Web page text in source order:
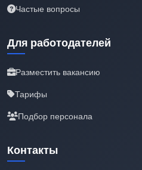
Частые вопросы
Для работодателей
Разместить вакансию
Тарифы
Подбор персонала
Контакты